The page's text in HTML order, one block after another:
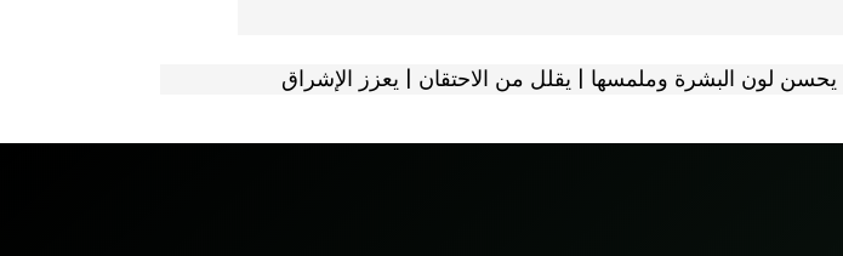
لون البشرة وملمسها | يقلل من الاحتقان | يعزز الإشراق